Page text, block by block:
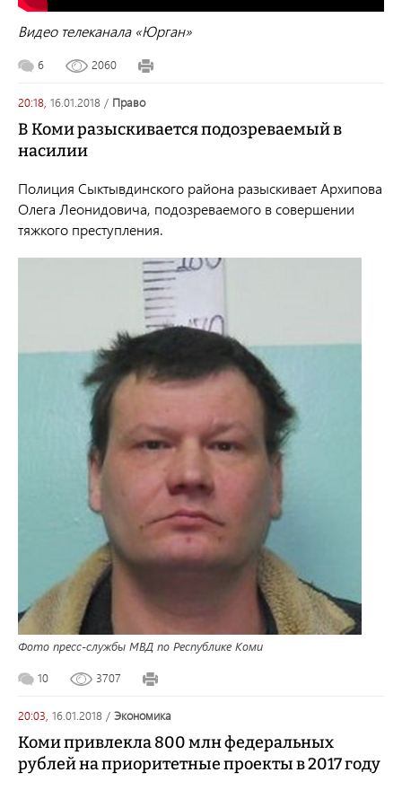
Видео телеканала «Юрган»
6 2060
20:18, 16.01.2018 / право
В Коми разыскивается подозреваемый в
насилии
Полиция Сыктывдинского района разыскивает Архипова
Олега Леонидовича, подозреваемого в совершении
тяжкого преступления.
Фото пресс-службы МВД по Республике Коми
10 3707
20:03, 16.01.2018 / экономика
Коми привлекла 800 млн федеральных
рублей на приоритетные проекты в 2017 году